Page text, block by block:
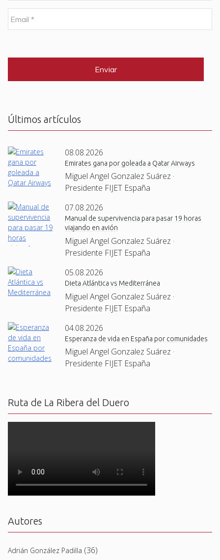
m
e
m
a
C
Últimos artículos
08.08.2026
Emirates gana por goleada a Qatar Airways
Miguel Angel Gonzalez Suárez ·
Presidente FIJET España
07.08.2026
Manual de supervivencia para pasar 19 horas
viajando en avión
Miguel Angel Gonzalez Suárez ·
Presidente FIJET España
05.08.2026
Dieta Atlántica vs Mediterránea
Miguel Angel Gonzalez Suárez ·
Presidente FIJET España
04.08.2026
Esperanza de vida en España por comunidades
Miguel Angel Gonzalez Suárez ·
Presidente FIJET España
Ruta de La Ribera del Duero
Autores
Adrián González Padilla (36)